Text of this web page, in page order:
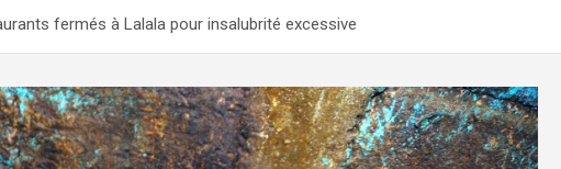
fermés à Lalala pour insalubrité excessive